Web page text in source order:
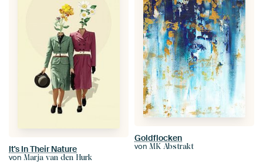
It's In Their Nature
von Marja van den Hurk
Goldflocken
von MK Abstrakt